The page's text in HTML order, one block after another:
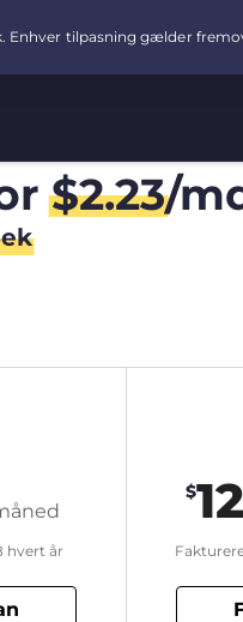
$2.23/
hvert år
$